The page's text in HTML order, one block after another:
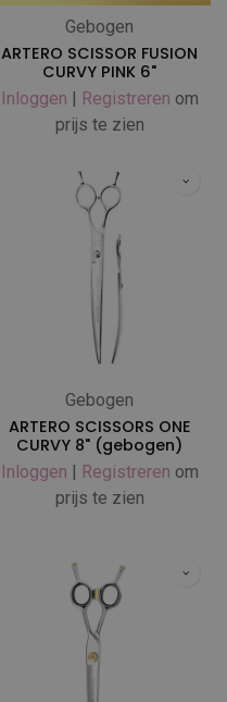
Gebogen
ARTERO SCISSOR FUSION
CURVY PINK 6"
Inloggen | Registreren om
prijs te zien
Gebogen
ARTERO SCISSORS ONE
CURVY 8" (gebogen)
Inloggen | Registreren om
prijs te zien